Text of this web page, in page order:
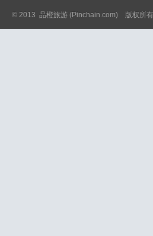
© 2013 品橙旅游 (Pinchain.com) 版权所